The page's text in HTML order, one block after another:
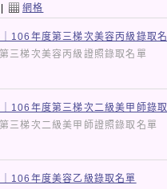
| 網格
106年度第三梯次美容丙級錄取
三梯次美容丙級證照錄取名單
106年度第三梯次二級美甲師錄
三梯次二級美甲師證照錄取名單
106年度美容乙級錄取名單